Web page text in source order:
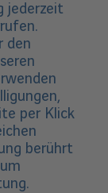
jederzeit
den
per Klick
berührt